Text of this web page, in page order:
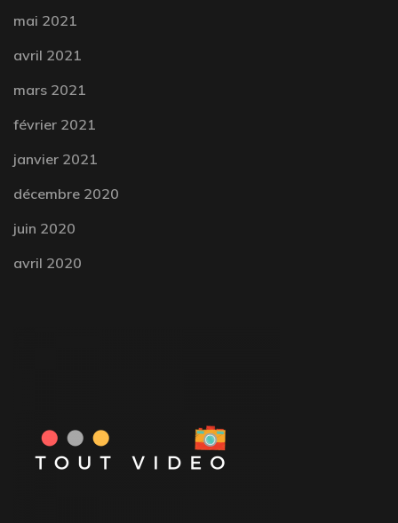
mai 2021
avril 2021
mars 2021
février 2021
janvier 2021
décembre 2020
juin 2020
avril 2020